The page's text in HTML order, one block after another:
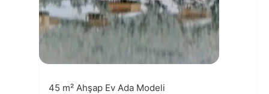
45 m² Ahşap Ev Ada Modeli